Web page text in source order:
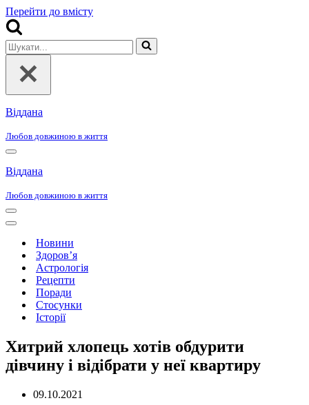
Перейти до вмісту
Шукати...
Віддана
Любов довжиною в життя
Меню
навігації
Віддана
Любов довжиною в життя
Меню
навігації
Меню
навігаціїНовини
Здоров’я
Астрологія
Рецепти
Поради
Стосунки
Історії
Хитрий хлопець хотів обдурити
дівчину і відібрати у неї квартиру
09.10.2021